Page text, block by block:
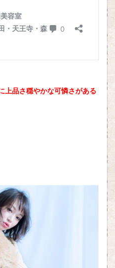
上品さ穏やかな可憐さがある